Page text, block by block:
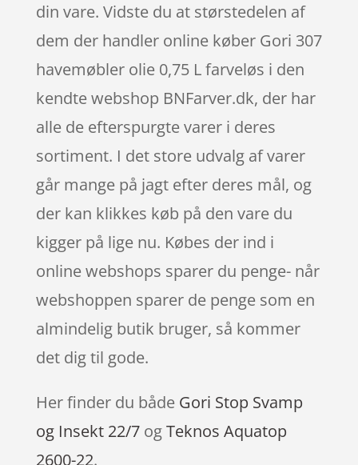
din vare. Vidste du at størstedelen af
dem der handler online køber Gori 307
havemøbler olie 0,75 L farveløs i den
kendte webshop BNFarver.dk, der har
alle de efterspurgte varer i deres
sortiment. I det store udvalg af varer
går mange på jagt efter deres mål, og
der kan klikkes køb på den vare du
kigger på lige nu. Købes der ind i
online webshops sparer du penge- når
webshoppen sparer de penge som en
almindelig butik bruger, så kommer
det dig til gode.
Her finder du både Gori Stop Svamp
og Insekt 22/7ogTeknos Aquatop
2600-22.